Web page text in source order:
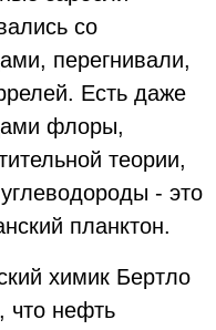
со
перегнивали,
Есть даже
флоры,
теории,
- это
планктон.
химик Бертло
что нефть